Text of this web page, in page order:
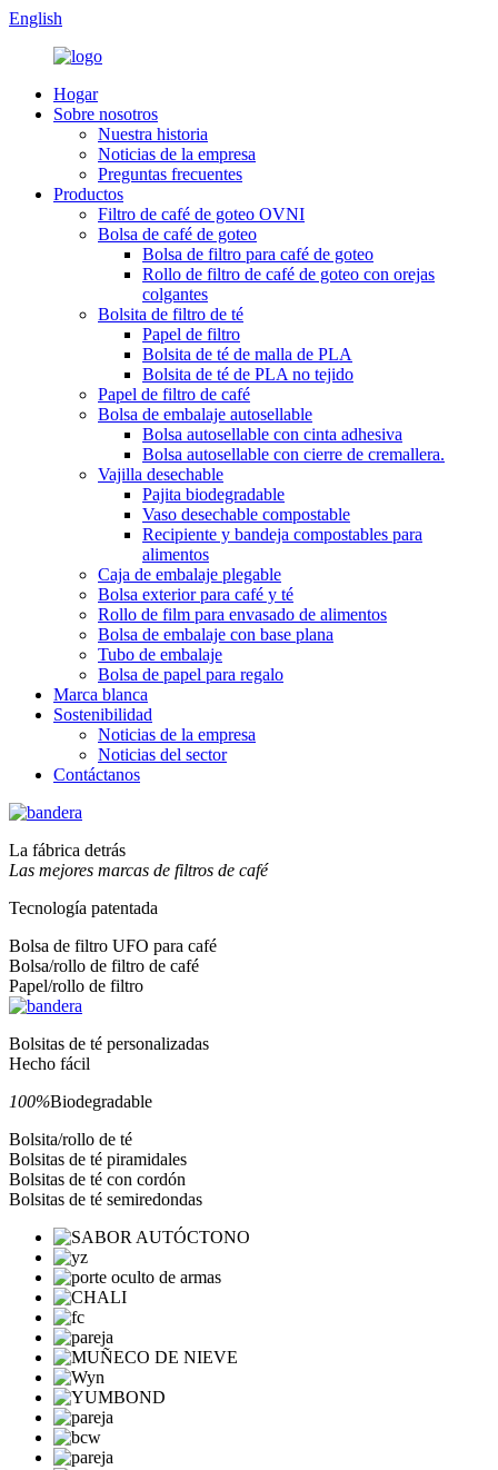
English
Hogar
Sobre nosotros
Nuestra historia
Noticias de la empresa
Preguntas frecuentes
Productos
Filtro de café de goteo OVNI
Bolsa de café de goteo
Bolsa de filtro para café de goteo
Rollo de filtro de café de goteo con orejas
colgantes
Bolsita de filtro de té
Papel de filtro
Bolsita de té de malla de PLA
Bolsita de té de PLA no tejido
Papel de filtro de café
Bolsa de embalaje autosellable
Bolsa autosellable con cinta adhesiva
Bolsa autosellable con cierre de cremallera.
Vajilla desechable
Pajita biodegradable
Vaso desechable compostable
Recipiente y bandeja compostables para
alimentos
Caja de embalaje plegable
Bolsa exterior para café y té
Rollo de film para envasado de alimentos
Bolsa de embalaje con base plana
Tubo de embalaje
Bolsa de papel para regalo
Marca blanca
Sostenibilidad
Noticias de la empresa
Noticias del sector
Contáctanos
La fábrica detrás
Las mejores marcas de filtros de café
Tecnología patentada
Bolsa de filtro UFO para café
Bolsa/rollo de filtro de café
Papel/rollo de filtro
Bolsitas de té personalizadas
Hecho fácil
100%Biodegradable
Bolsita/rollo de té
Bolsitas de té piramidales
Bolsitas de té con cordón
Bolsitas de té semiredondas